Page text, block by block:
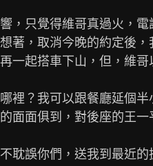
，只覺得維哥真過火，
著，取消今晚的約定後
一起搭車下山，但，維
哪裡？我可以跟餐廳延個
面面俱到，對後座的王一
不耽誤你們，送我到最近的